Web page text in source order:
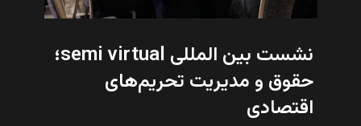
نشست بین المللی semi virtual؛
حقوق و مدیریت تحریم‌های
اقتصادی